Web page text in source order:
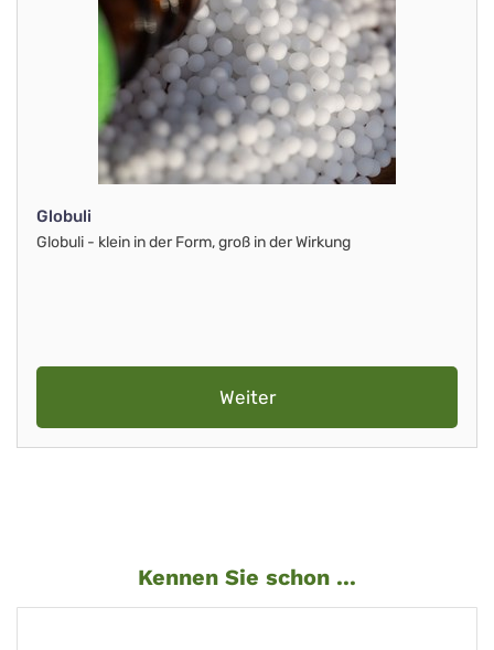
Globuli
Globuli - klein in der Form, groß in der Wirkung
Weiter
Kennen Sie schon ...